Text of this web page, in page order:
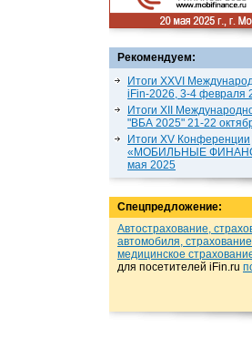
Рекомендуем:
Итоги XXVI
iFin-2026, 3-4 февраля
Итоги XII
"ВБА 2025" 21-22
Итоги XV Конференции
«МОБИЛЬНЫЕ
мая 2025
Спецпредложение:
Автострахование,
автомобиля,
медицинское
для посетителей iFin.ru